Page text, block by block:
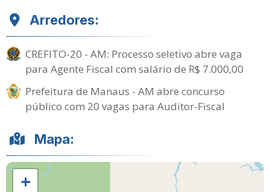
Arredores:
CREFITO-20 - AM: Processo seletivo abre vaga
para Agente Fiscal com salário de R$ 7.000,00
Prefeitura de Manaus - AM abre concurso
público com 20 vagas para Auditor-Fiscal
Mapa:
+